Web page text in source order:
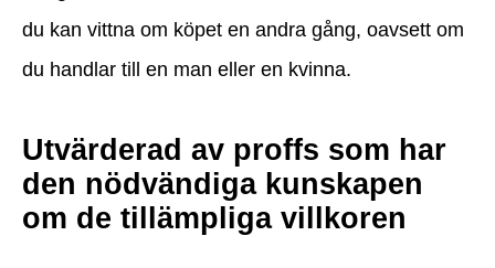
du kan vittna om köpet en andra gång, oavsett om
du handlar till en man eller en kvinna.
Utvärderad av proffs som har
den nödvändiga kunskapen
om de tillämpliga villkoren